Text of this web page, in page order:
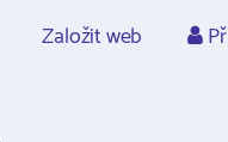
Založit web